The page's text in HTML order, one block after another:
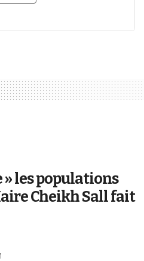
» les populations
Cheikh Sall fait